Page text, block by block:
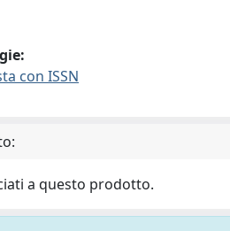
con ISSN
a questo prodotto.